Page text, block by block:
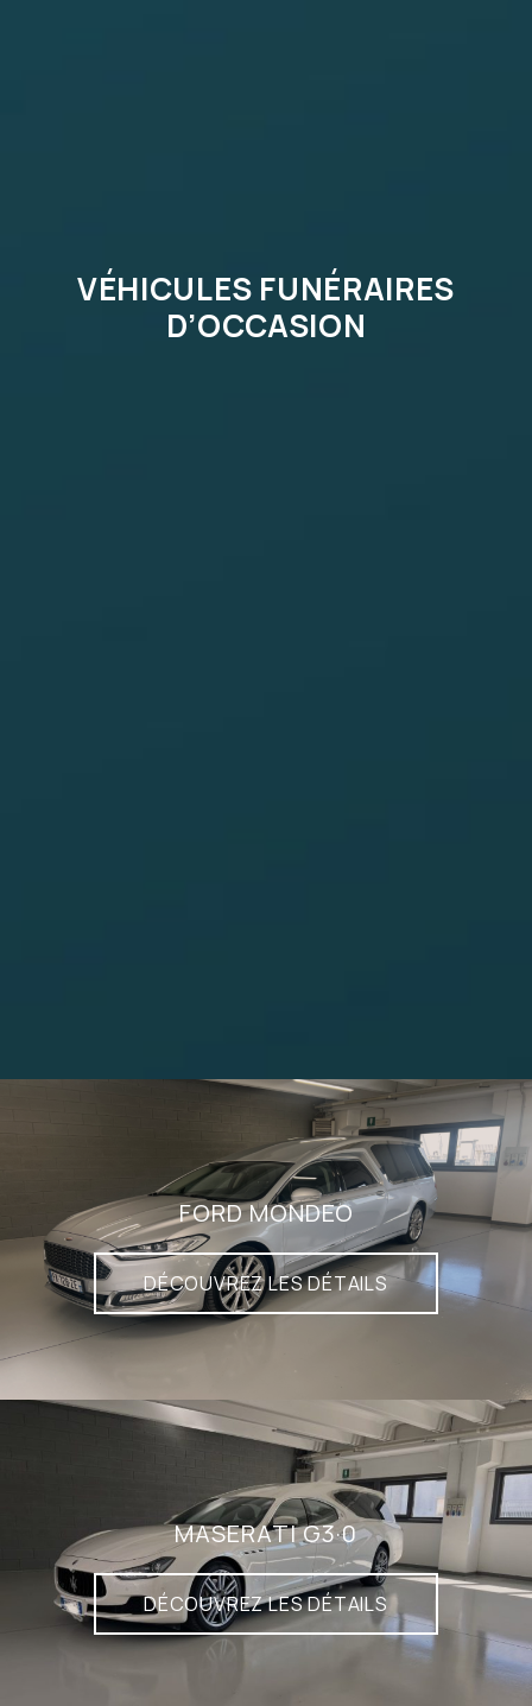
VÉHICULES FUNÉRAIRES
D’OCCASION
FORD MONDEO
DÉCOUVREZ LES DÉTAILS
MASERATI G3·0
DÉCOUVREZ LES DÉTAILS